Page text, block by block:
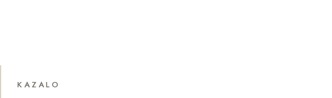
KAZALO